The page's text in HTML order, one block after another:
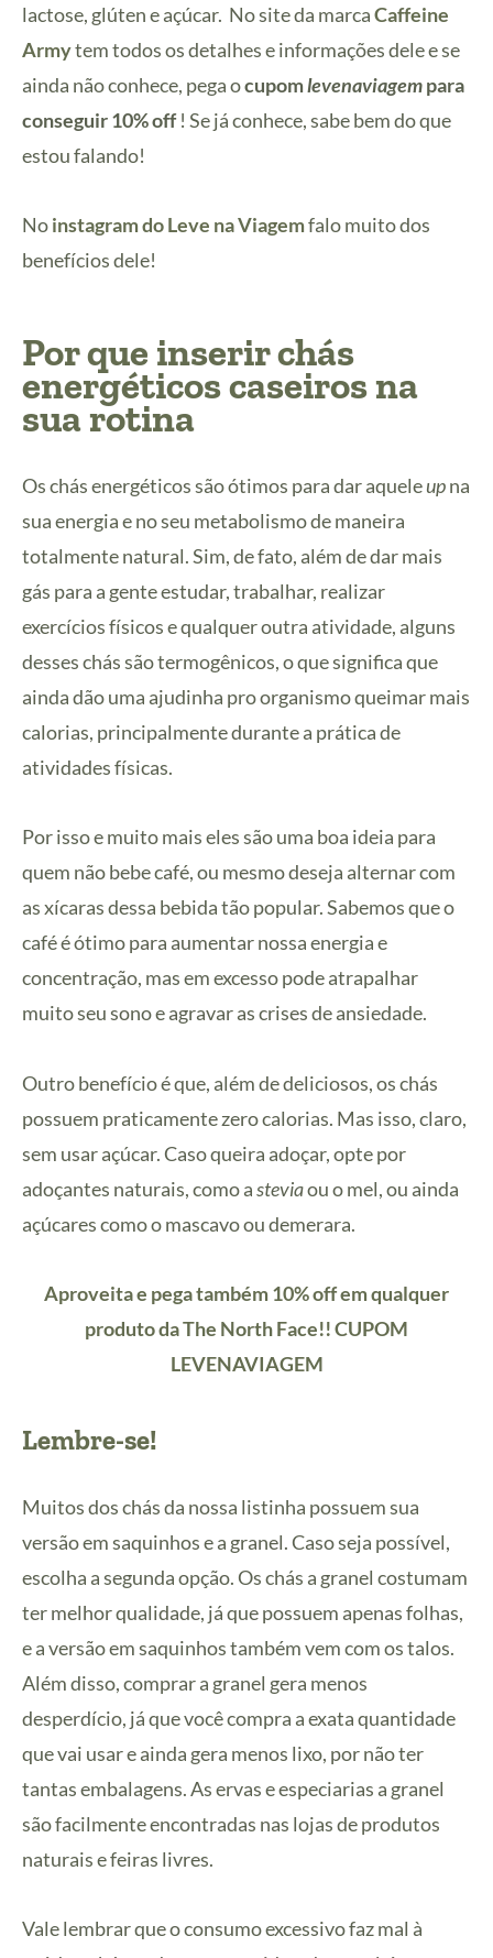
lactose, glúten e açúcar. No site da marcaCaffeine
Armytem todos os detalhes e informações dele e se
ainda não conhece, pega ocupomlevenaviagempara
conseguir 10% off! Se já conhece, sabe bem do que
estou falando!
Noinstagram do Leve na Viagemfalo muito dos
benefícios dele!
Por que inserir chás
energéticos caseiros na
sua rotina
Os chás energéticos são ótimos para dar aqueleupna
sua energia e no seu metabolismo de maneira
totalmente natural. Sim, de fato, além de dar mais
gás para a gente estudar, trabalhar, realizar
exercícios físicos e qualquer outra atividade, alguns
desses chás são termogênicos, o que significa que
ainda dão uma ajudinha pro organismo queimar mais
calorias, principalmente durante a prática de
atividades físicas.
Por isso e muito mais eles são uma boa ideia para
quem não bebe café, ou mesmo deseja alternar com
as xícaras dessa bebida tão popular. Sabemos que o
café é ótimo para aumentar nossa energia e
concentração, mas em excesso pode atrapalhar
muito seu sono e agravar as crises de ansiedade.
Outro benefício é que, além de deliciosos, os chás
possuem praticamente zero calorias. Mas isso, claro,
sem usar açúcar. Caso queira adoçar, opte por
adoçantes naturais, como asteviaou o mel, ou ainda
açúcares como o mascavo ou demerara.
Aproveita e pega também 10% off em qualquer
produto da The North Face!! CUPOM
LEVENAVIAGEM
Lembre-se!
Muitos dos chás da nossa listinha possuem sua
versão em saquinhos e a granel. Caso seja possível,
escolha a segunda opção. Os chás a granel costumam
ter melhor qualidade, já que possuem apenas folhas,
e a versão em saquinhos também vem com os talos.
Além disso, comprar a granel gera menos
desperdício, já que você compra a exata quantidade
que vai usar e ainda gera menos lixo, por não ter
tantas embalagens. As ervas e especiarias a granel
são facilmente encontradas nas lojas de produtos
naturais e feiras livres.
Vale lembrar que o consumo excessivo faz mal à